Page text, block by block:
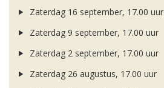
Zaterdag 16 september, 17.00 uur
Zaterdag 9 september, 17.00 uur
Zaterdag 2 september, 17.00 uur
Zaterdag 26 augustus, 17.00 uur